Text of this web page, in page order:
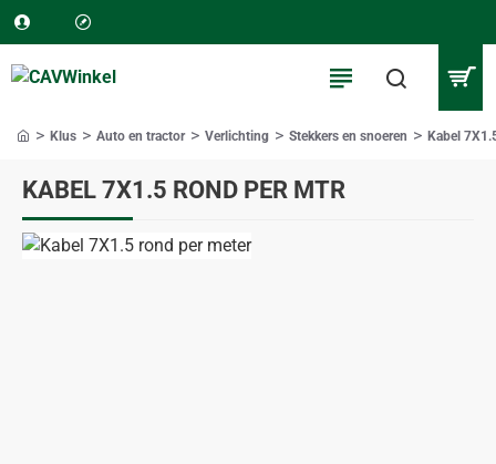
KABEL 7X1.5 ROND PER MTR
Klus Auto en tractor Verlichting Stekkers en snoeren Kabel